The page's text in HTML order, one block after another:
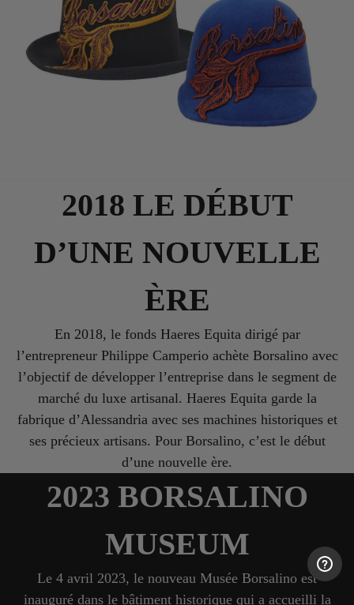
2018 LE DÉBUT
D’UNE NOUVELLE
ÈRE
En 2018, le fonds Haeres Equita dirigé par
l’entrepreneur Philippe Camperio achète Borsalino avec
l’objectif de développer l’entreprise dans le segment de
marché du luxe artisanal. Haeres Equita garde la
fabrique d’Alessandria avec ses machines historiques et
ses précieux artisans. Pour Borsalino, c’est le début
d’une nouvelle ère.
2023 BORSALINO
MUSEUM
Le 4 avril 2023, le nouveau Musée Borsalino est
inauguré dans le bâtiment historique qui a accueilli la